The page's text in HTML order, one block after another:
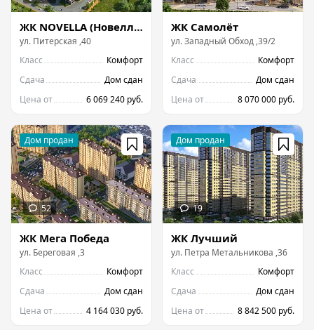
ЖК NOVELLA (Новелла)
ул. Питерская ,40
Класс
Комфорт
Сдача
Дом сдан
Цена от
6 069 240 руб.
ЖК Самолёт
ул.Западный Обход ,39/2
Класс
Комфорт
Сдача
Дом сдан
Цена от
8 070 000 руб.
ЖК Мега Победа
ул. Береговая ,3
Класс
Комфорт
Сдача
Дом сдан
Цена от
4 164 030 руб.
ЖК Лучший
ул. Петра Метальникова ,36
Класс
Комфорт
Сдача
Дом сдан
Цена от
8 842 500 руб.